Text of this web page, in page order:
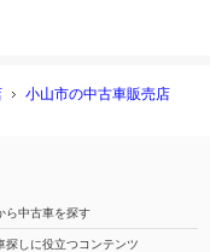
小山市の中古車販売店
ら中古車を探す
探しに役立つコンテンツ